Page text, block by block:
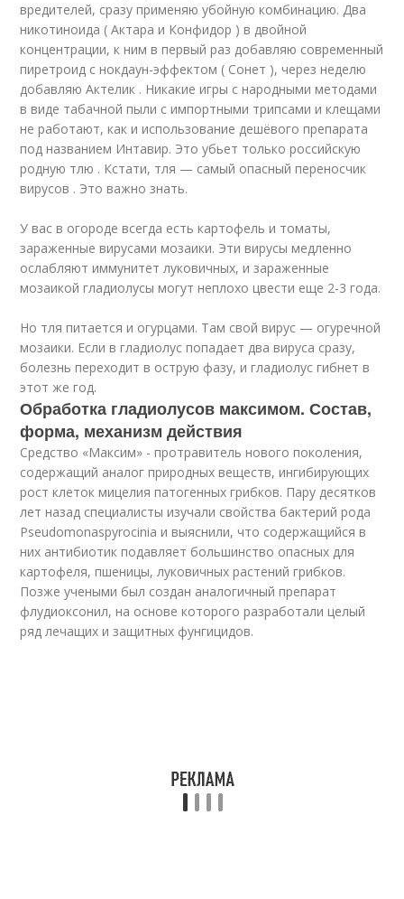
вредителей, сразу применяю убойную комбинацию. Два
никотиноида ( Актара и Конфидор ) в двойной
концентрации, к ним в первый раз добавляю современный
пиретроид с нокдаун-эффектом ( Сонет ), через неделю
добавляю Актелик . Никакие игры с народными методами
в виде табачной пыли с импортными трипсами и клещами
не работают, как и использование дешёвого препарата
под названием Интавир. Это убьет только российскую
родную тлю . Кстати, тля — самый опасный переносчик
вирусов . Это важно знать.
У вас в огороде всегда есть картофель и томаты,
зараженные вирусами мозаики. Эти вирусы медленно
ослабляют иммунитет луковичных, и зараженные
мозаикой гладиолусы могут неплохо цвести еще 2-3 года.
Но тля питается и огурцами. Там свой вирус — огуречной
мозаики. Если в гладиолус попадает два вируса сразу,
болезнь переходит в острую фазу, и гладиолус гибнет в
этот же год.
Обработка гладиолусов максимом. Состав,
форма, механизм действия
Средство «Максим» - протравитель нового поколения,
содержащий аналог природных веществ, ингибирующих
рост клеток мицелия патогенных грибков. Пару десятков
лет назад специалисты изучали свойства бактерий рода
Pseudomonaspyrocinia и выяснили, что содержащийся в
них антибиотик подавляет большинство опасных для
картофеля, пшеницы, луковичных растений грибков.
Позже учеными был создан аналогичный препарат
флудиоксонил, на основе которого разработали целый
ряд лечащих и защитных фунгицидов.